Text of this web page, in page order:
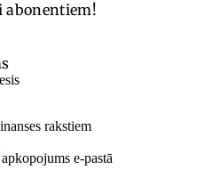
abonentiem!
rakstiem
e-pastā